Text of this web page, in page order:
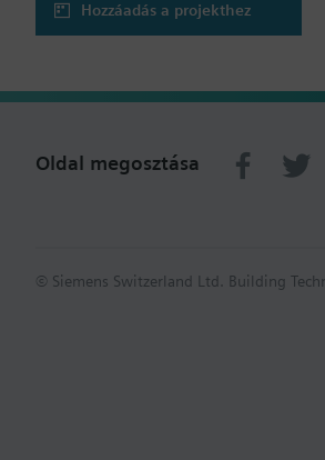
Hozzáadás a projekthez
Oldal megosztása
© Siemens Switzerland Ltd. Building